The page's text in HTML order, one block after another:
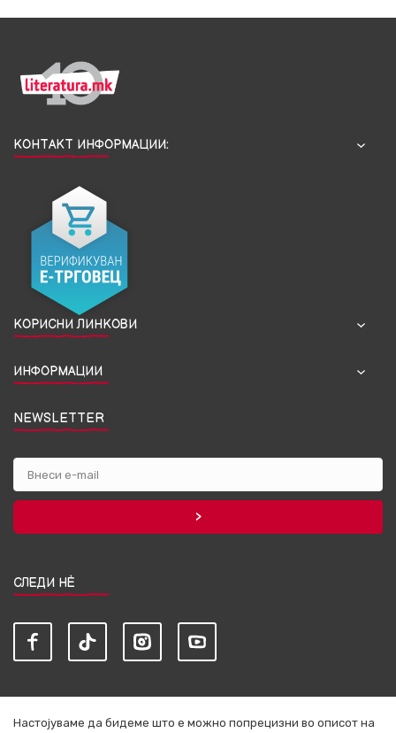
КОНТАКТ ИНФОРМАЦИИ:
КОРИСНИ ЛИНКОВИ
ИНФОРМАЦИИ
NEWSLETTER
СЛЕДИ НЀ
Настојуваме да бидеме што е можно попрецизни во описот на